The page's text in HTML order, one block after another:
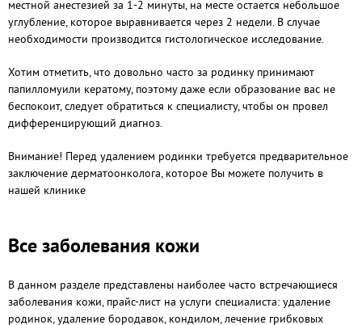
местной анестезией за 1-2 минуты, на месте остается небольшое
углубление, которое выравнивается через 2 недели. В случае
необходимости производится гистологическое исследование.
Хотим отметить, что довольно часто за родинку принимают
папилломуили кератому, поэтому даже если образование вас не
беспокоит, следует обратиться к специалисту, чтобы он провел
дифференцирующий диагноз.
Внимание! Перед удалением родинки требуется предварительное
заключение дерматоонколога, которое Вы можете получить в
нашей клинике
Все заболевания кожи
В данном разделе представлены наиболее часто встречающиеся
заболевания кожи, прайс-лист на услуги специалиста: удаление
родинок, удаление бородавок, кондилом, лечение грибковых